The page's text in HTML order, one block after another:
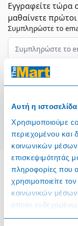
Αυτή η
Χρησιμοποιούμε
περιεχομένου και
κοινωνικών
επισκεψιμότητάς
πληροφορίες που
χρησιμοποιείτε
κοινωνικών
οποίοι
πληροφορίες που
Εγγραφείτε τώρα
μαθαίνετε
Συμπληρώστε το
Επιλέξτε τον τομέα
Πληροφορίες
Όροι &